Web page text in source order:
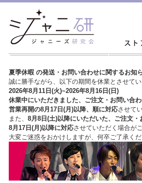
夏季休暇 の発送・お問い合わせに関するお知
誠に勝手ながら、以下の期間を休業とさせてい
2026年8月11日(火)~2026年8月16日(日)
休業中にいただきました、ご注文・お問い合わ
営業再開の8月17日(月)以降、順に対応させて
また、 8月8日(土)以降にいただいた、ご注文・
8月17日(月)以降に対応させていただく場合が
大変ご迷惑をおかけしますが、 何卒ご了承く